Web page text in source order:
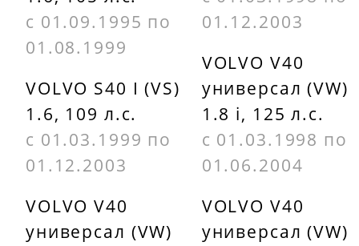
с 01.09.1995 по
01.08.1999
VOLVO S40 I (VS)
1.6, 109 л.с.
с 01.03.1999 по
01.12.2003
VOLVO V40
универсал (VW)
01.12.2003
VOLVO V40
универсал (VW)
1.8 i, 125 л.с.
с 01.03.1998 по
01.06.2004
VOLVO V40
универсал (VW)